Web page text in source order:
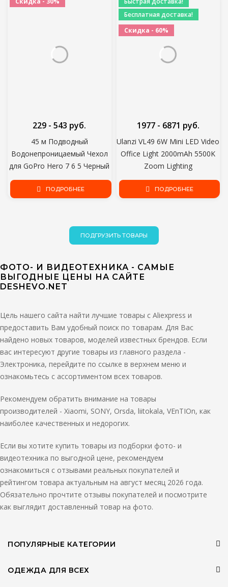
45 м Подводный
Водонепроницаемый Чехол
для GoPro Hero 7 6 5 Черный
Дайвинг Защитный Корпус
Крепление для Go Pro 7 6 5
229 - 543 руб.
ПОДРОБНЕЕ
Бесплатная доставка!
Скидка - 60%
Ulanzi VL49 6W Mini LED Video
Office Light 2000mAh 5500K
Zoom Lighting
Фотографическое
Освещение U Bright Vlog Fill
1977 - 6871 руб.
ПОДРОБНЕЕ
ПОДГРУЗИТЬ ТОВАРЫ
ФОТО- И ВИДЕОТЕХНИКА - САМЫЕ
ВЫГОДНЫЕ ЦЕНЫ НА САЙТЕ
DESHEVO.NET
Цель нашего сайта найти лучшие товары с Aliexpress и
предоставить Вам удобный поиск по товарам. Для Вас
найдено новых товаров, моделей известных брендов. Если
вас интересуют другие товары из главного раздела -
Электроника, перейдите по ссылке в верхнем меню и
ознакомьтесь с ассортиментом всех товаров.
Рекомендуем обратить внимание на товары
производителей - Xiaomi, SONY, Orsda, liitokala, VEnTIOn, как
наиболее качественных и недорогих.
Если вы хотите купить товары из подборки фото- и
видеотехника по выгодной цене, рекомендуем
ознакомиться с отзывами реальных покупателей и
рейтингом товара актуальным на август месяц 2026 года.
Обязательно прочтите отзывы покупателей и посмотрите
как выглядит доставленный товар на фото.
ПОПУЛЯРНЫЕ КАТЕГОРИИ
ОДЕЖДА ДЛЯ ВСЕХ